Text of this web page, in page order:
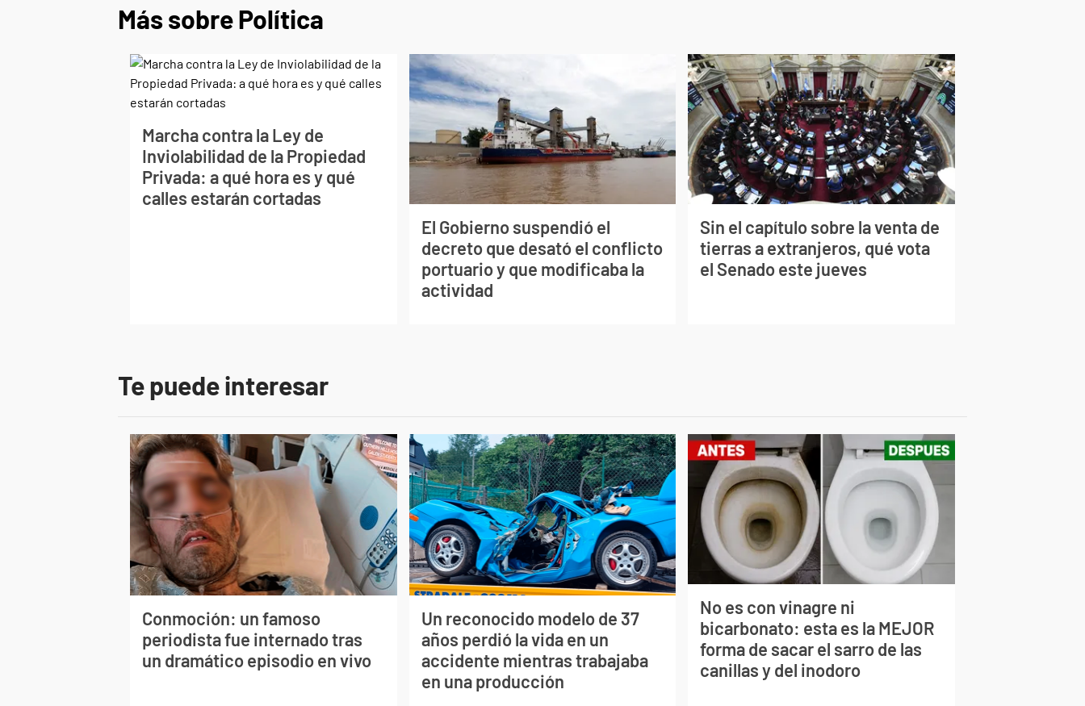
Más sobre Política
Marcha contra la Ley de
Inviolabilidad de la Propiedad
Privada: a qué hora es y qué
calles estarán cortadas
El Gobierno suspendió el
decreto que desató el conflicto
portuario y que modificaba la
actividad
Sin el capítulo sobre la venta de
tierras a extranjeros, qué vota
el Senado este jueves
Te puede interesar
Conmoción: un famoso
periodista fue internado tras
un dramático episodio en vivo
Un reconocido modelo de 37
años perdió la vida en un
accidente mientras trabajaba
en una producción
No es con vinagre ni
bicarbonato: esta es la MEJOR
forma de sacar el sarro de las
canillas y del inodoro